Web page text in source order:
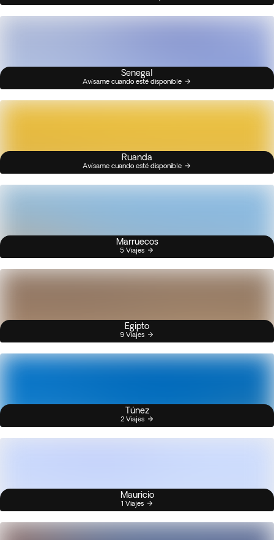
Senegal
Avísame cuando esté disponible
Ruanda
Avísame cuando esté disponible
Marruecos
5 Viajes
Egipto
9 Viajes
Túnez
2 Viajes
Mauricio
1 Viajes